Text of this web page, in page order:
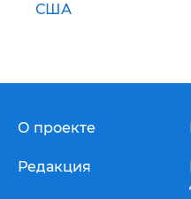
США
О проекте
Редакция